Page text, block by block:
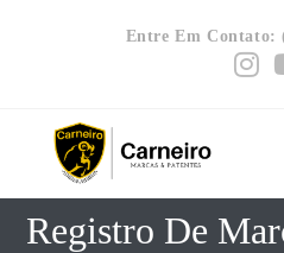
Entre Em Contato:
Registro De